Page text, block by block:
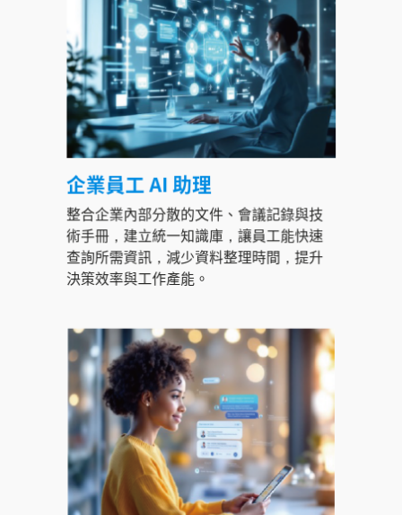
企業員工 AI 助理
整合企業內部分散的文件、會議記錄與技
術手冊，建立統一知識庫，讓員工能快速
查詢所需資訊，減少資料整理時間，提升
決策效率與工作產能。